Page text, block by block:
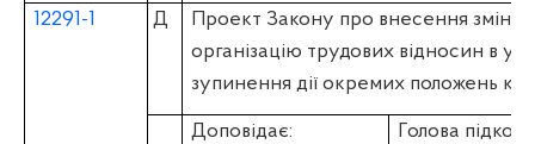
12291-1 Д
Проект Закону про внесення змін
організацію трудових відносин в
зупинення дії окремих положень
Доповідає:
Голова